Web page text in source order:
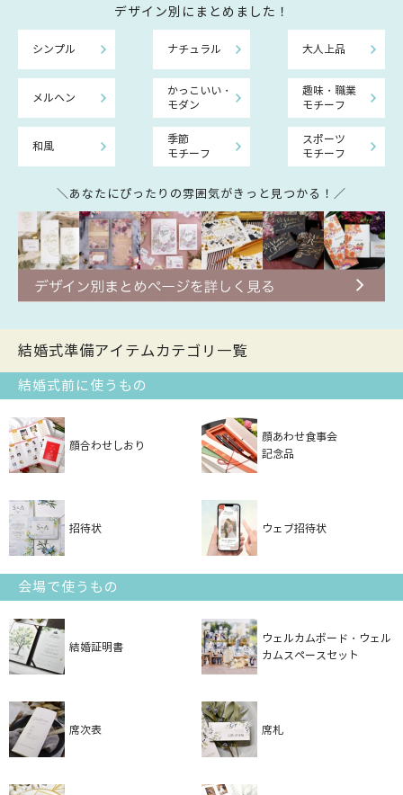
デザイン別にまとめました！
シンプル ナチュラル 大人上品
メルヘン
かっこいい・
モダン
趣味・職業
モチーフ
和風
季節
モチーフ
スポーツ
モチーフ
＼あなたにぴったりの雰囲気がきっと見つかる！／
結婚式準備アイテムカテゴリ一覧
結婚式前に使うもの
顔合わせしおり
顔あわせ食事会
記念品
招待状 ウェブ招待状
会場で使うもの
結婚証明書
ウェルカムボード・ウェル
カムスペースセット
席次表 席札